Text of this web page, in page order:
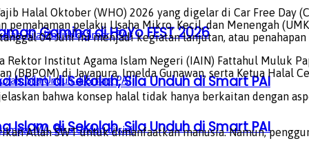
Islam di Sekolah, Sila Unduh di Smart PAI
Gaming di HoYo FEST 2026
Islam di Sekolah, Sila Unduh di Smart PAI
Halal Oktober (WHO) 2026 yang digelar di Car Free Day
pemahaman pelaku Usaha Mikro, Kecil, dan Menengah
04 Juni ini menjadi kegiatan lanjutan, atau penahapan
Institut Agama Islam Negeri (IAIN) Fattahul Muluk
(BBPOM) di Jayapura, Imelda Gunawan, serta Ketua Halal
bahwa konsep halal tidak hanya berkaitan dengan
Allah SWT untuk dimanfaatkan manusia. Namun,